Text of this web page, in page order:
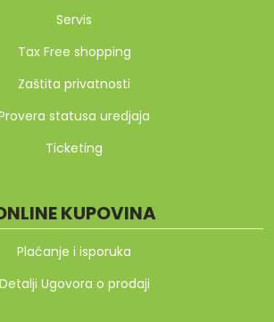
Servis
Tax Free shopping
Zaštita privatnosti
statusa uredjaja
Ticketing
KUPOVINA
Plaćanje i isporuka
Detalji Ugovora o prodaji